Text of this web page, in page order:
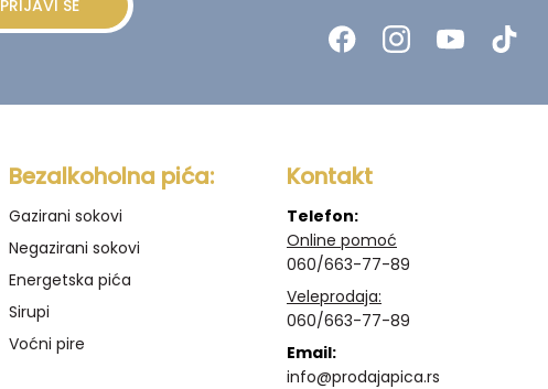
PRIJAVI SE
Bezalkoholna pića:
Gazirani sokovi
Negazirani sokovi
Energetska pića
Sirupi
Voćni pire
Kontakt
Telefon:
Online pomoć
060/663-77-89
Veleprodaja:
060/663-77-89
Email:
info@prodajapica.rs